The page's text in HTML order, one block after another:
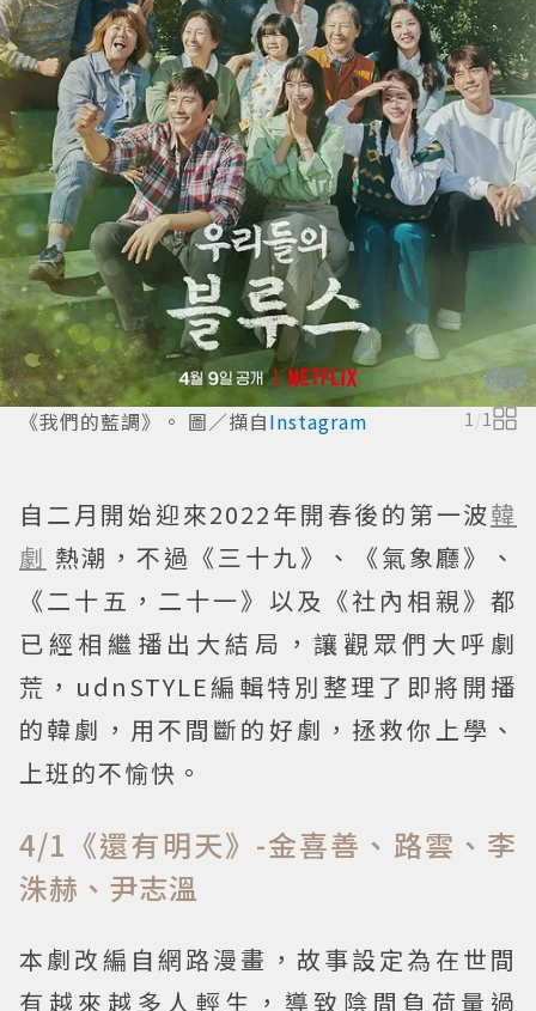
《我們的藍調》。 圖／擷自Instagram 1/1
自二月開始迎來2022年開春後的第一波韓
劇 熱潮，不過《三十九》、《氣象廳》、
《二十五，二十一》以及《社內相親》都
已經相繼播出大結局，讓觀眾們大呼劇
荒，udnSTYLE編輯特別整理了即將開播
的韓劇，用不間斷的好劇，拯救你上學、
上班的不愉快。
4/1《還有明天》-金喜善、路雲、李
洙赫、尹志溫
本劇改編自網路漫畫，故事設定為在世間
有越來越多人輕生，導致陰間負荷量過